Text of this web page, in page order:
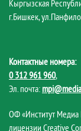
Кыргызская
г.Бишкек,
Контактные номера:
0 312 961 960,
Эл. почта:
ОФ «Институт Медиа
лицензии Creative